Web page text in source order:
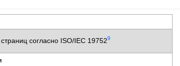
согласно ISO/IEC 197529